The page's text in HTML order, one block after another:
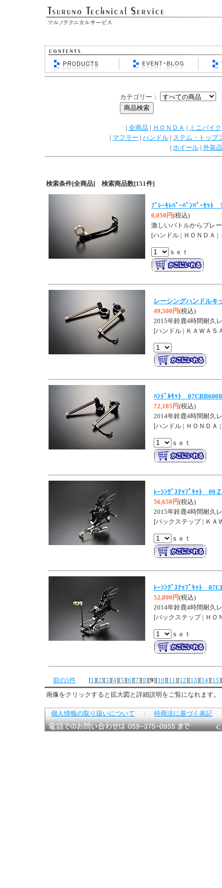
カテゴリー：
| 全商品 | ＨＯＮＤＡ | ミニバイク
| マフラー | ハンドル | ステム・トップ
| ホイール| 外装品
検索条件[全商品] 検索商品数[151件]
ﾌﾞﾚｰｷﾚﾊﾞｰﾊﾞﾝﾊﾟｰｾｯﾄ
6,050円(税込)
激しいバトルからブレ
[ハンドル | ＨＯＮＤＡ |
ｓｅｔ
レーシングハンドル
49,500円(税込)
2015年鈴鹿4時間耐久
[ハンドル | ＫＡＷＡＳ
ﾊﾝﾄﾞﾙｷｯﾄ
72,105円(税込)
2014年鈴鹿4時間耐久
[ハンドル | ＨＯＮＤＡ
ｓｅｔ
ﾚｰｼﾝｸﾞｽﾃｯﾌﾟｷｯﾄ 09
56,650円(税込)
2015年鈴鹿4時間耐久
[バックステップ | ＫＡ
ｓｅｔ
ﾚｰｼﾝｸﾞｽﾃｯﾌﾟｷｯﾄ
52,800円(税込)
2014年鈴鹿4時間耐久
[バックステップ | ＨＯ
ｓｅｔ
前の5件 [1][2][3][4][5][6][7][8][9][10][11][12][13][14][15]
画像をクリックすると拡大図と詳細説明をご覧になれます。
個人情報の取り扱いについて 特商法に基づく表記